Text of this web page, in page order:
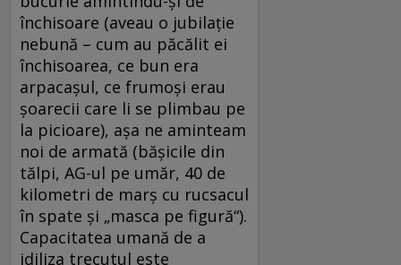
închisoare (aveau o jubilație
nebună – cum au păcălit ei
închisoarea, ce bun era
arpacașul, ce frumoși erau
șoarecii care li se plimbau pe
la picioare), așa ne aminteam
noi de armată (bășicile din
tălpi, AG-ul pe umăr, 40 de
kilometri de marș cu rucsacul
în spate şi „masca pe figură“).
Capacitatea umană de a
idiliza trecutul este